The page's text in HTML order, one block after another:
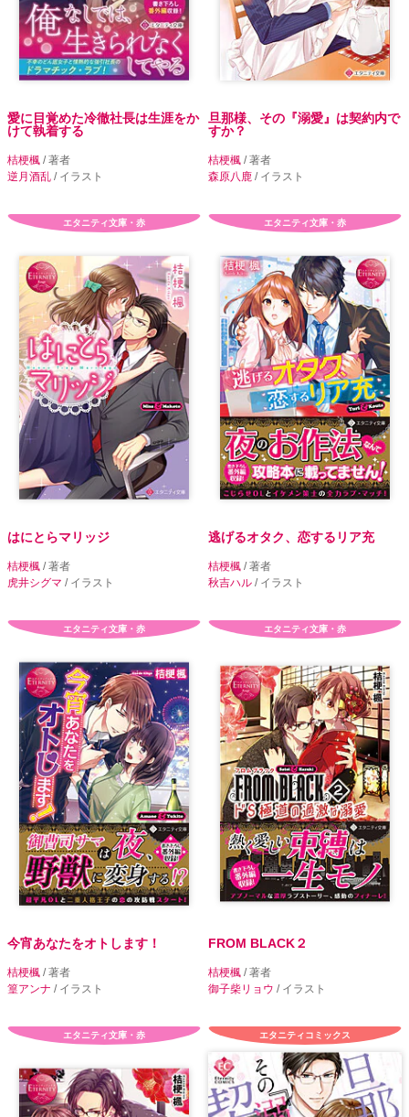
愛に目覚めた冷徹社長は生涯をか
けて執着する
桔梗楓 / 著者
逆月酒乱 / イラスト
旦那様、その『溺愛』は契約内で
すか？
桔梗楓 / 著者
森原八鹿 / イラスト
エタニティ文庫・赤
はにとらマリッジ
桔梗楓 / 著者
虎井シグマ / イラスト
エタニティ文庫・赤
逃げるオタク、恋するリア充
桔梗楓 / 著者
秋吉ハル / イラスト
エタニティ文庫・赤
今宵あなたをオトします！
桔梗楓 / 著者
篁アンナ / イラスト
エタニティ文庫・赤
FROM BLACK２
桔梗楓 / 著者
御子柴リョウ / イラスト
エタニティ文庫・赤 エタニティコミックス